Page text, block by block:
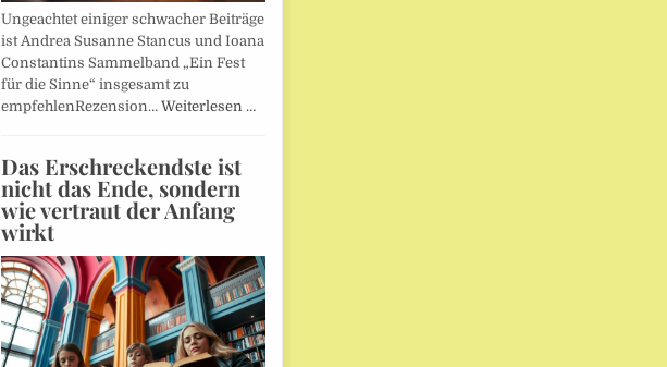
Ungeachtet einiger schwacher Beiträge
ist Andrea Susanne Stancus und Ioana
Constantins Sammelband „Ein Fest
für die Sinne“ insgesamt zu
empfehlenRezension… Weiterlesen …
Das Erschreckendste ist
nicht das Ende, sondern
wie vertraut der Anfang
wirkt